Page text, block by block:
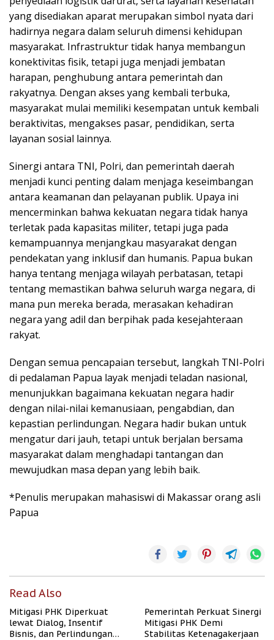
yang disediakan aparat merupakan simbol nyata dari
hadirnya negara dalam seluruh dimensi kehidupan
masyarakat. Infrastruktur tidak hanya membangun
konektivitas fisik, tetapi juga menjadi jembatan
harapan, penghubung antara pemerintah dan
rakyatnya. Dengan akses yang kembali terbuka,
masyarakat mulai memiliki kesempatan untuk kembali
beraktivitas, mengakses pasar, pendidikan, serta
layanan sosial lainnya.
Sinergi antara TNI, Polri, dan pemerintah daerah
menjadi kunci penting dalam menjaga keseimbangan
antara keamanan dan pelayanan publik. Upaya ini
mencerminkan bahwa kekuatan negara tidak hanya
terletak pada kapasitas militer, tetapi juga pada
kemampuannya menjangkau masyarakat dengan
pendekatan yang inklusif dan humanis. Papua bukan
hanya tentang menjaga wilayah perbatasan, tetapi
tentang memastikan bahwa seluruh warga negara, di
mana pun mereka berada, merasakan kehadiran
negara yang adil dan berpihak pada kesejahteraan
rakyat.
Dengan semua pencapaian tersebut, langkah TNI-Polri
di pedalaman Papua layak menjadi teladan nasional,
menunjukkan bagaimana kekuatan negara hadir
dengan nilai-nilai kemanusiaan, pengabdian, dan
kepastian perlindungan. Negara hadir bukan untuk
mengatur dari jauh, tetapi untuk berjalan bersama
masyarakat dalam menghadapi tantangan dan
mewujudkan masa depan yang lebih baik.
*Penulis merupakan mahasiswi di Makassar orang asli
Papua
Read Also
Mitigasi PHK Diperkuat
lewat Dialog, Insentif
Bisnis, dan Perlindungan
Pemerintah Perkuat Sinergi
Mitigasi PHK Demi
Stabilitas Ketenagakerjaan